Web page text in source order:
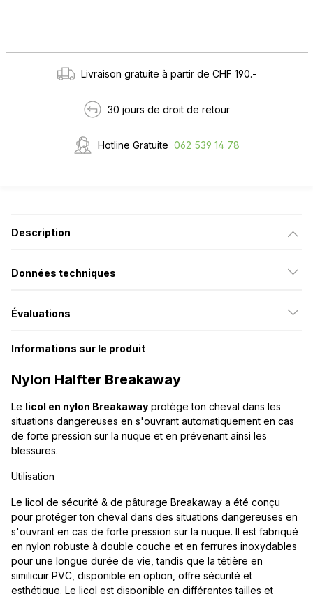
Livraison gratuite à partir de CHF 190.-
30 jours de droit de retour
Hotline Gratuite 062 539 14 78
Description
Données techniques
Évaluations
Informations sur le produit
Nylon Halfter Breakaway
Le licol en nylon Breakaway protège ton cheval dans les
situations dangereuses en s'ouvrant automatiquement en cas
de forte pression sur la nuque et en prévenant ainsi les
blessures.
Utilisation
Le licol de sécurité & de pâturage Breakaway a été conçu
pour protéger ton cheval dans des situations dangereuses en
s'ouvrant en cas de forte pression sur la nuque. Il est fabriqué
en nylon robuste à double couche et en ferrures inoxydables
pour une longue durée de vie, tandis que la têtière en
similicuir PVC, disponible en option, offre sécurité et
esthétique. Le licol est disponible en différentes tailles et